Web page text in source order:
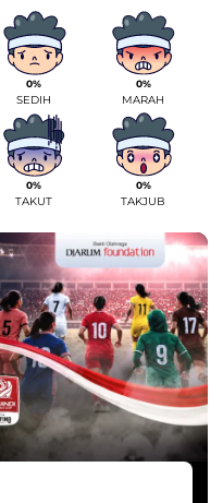
0%
SEDIH
0%
MARAH
0%
TAKUT
0%
TAKJUB